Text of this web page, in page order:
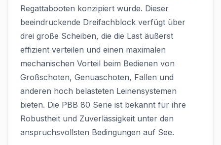
Regattabooten konzipiert wurde. Dieser
beeindruckende Dreifachblock verfügt über
drei große Scheiben, die die Last äußerst
effizient verteilen und einen maximalen
mechanischen Vorteil beim Bedienen von
Großschoten, Genuaschoten, Fallen und
anderen hoch belasteten Leinensystemen
bieten. Die PBB 80 Serie ist bekannt für ihre
Robustheit und Zuverlässigkeit unter den
anspruchsvollsten Bedingungen auf See.